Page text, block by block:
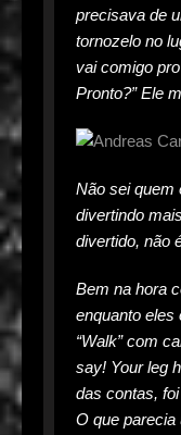
precisava de
tornozelo no
vai comigo
Pronto?” Ele
Não sei quem
divertindo
divertido, não
Bem na hora
enquanto eles
“Walk” com
say! Your leg
das contas,
O que